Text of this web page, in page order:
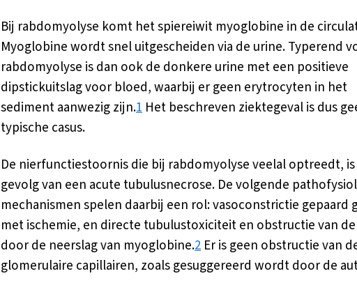
Bij rabdomyolyse komt het spiereiwit myoglobine in de
Myoglobine wordt snel uitgescheiden via de urine. Typerend
rabdomyolyse is dan ook de donkere urine met een positieve
dipstickuitslag voor bloed, waarbij er geen erytrocyten in het
sediment aanwezig zijn.1 Het beschreven ziektegeval is dus
typische casus.
De nierfunctiestoornis die bij rabdomyolyse veelal optreedt,
gevolg van een acute tubulusnecrose. De volgende
mechanismen spelen daarbij een rol: vasoconstrictie gepaard
met ischemie, en directe tubulustoxiciteit en obstructie van
door de neerslag van myoglobine.2 Er is geen obstructie van
glomerulaire capillairen, zoals gesuggereerd wordt door de